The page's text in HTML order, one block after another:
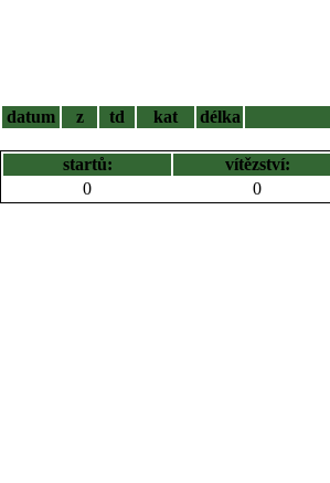
datum
z td kat délka
startů: vítězství:
0
0